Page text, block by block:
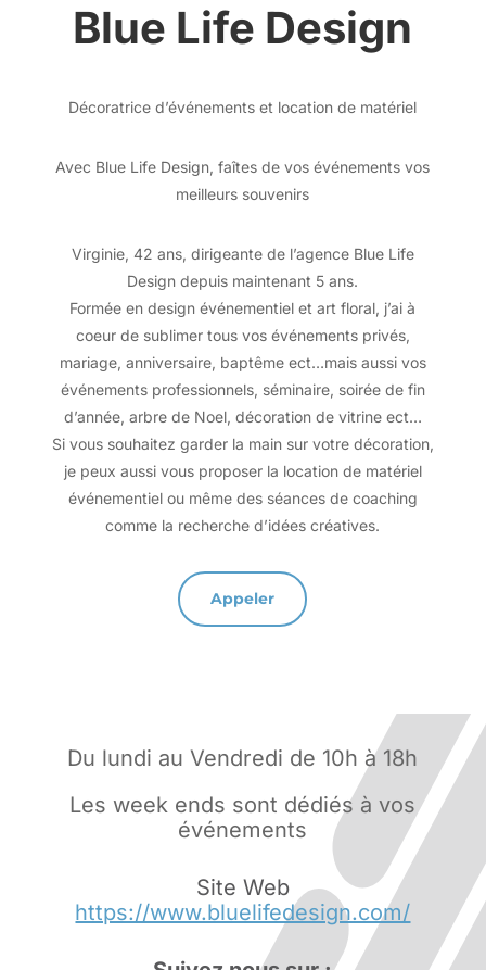
Blue Life Design
Décoratrice d’événements et location de matériel
Avec Blue Life Design, faîtes de vos événements vos
meilleurs souvenirs
Virginie, 42 ans, dirigeante de l’agence Blue Life
Design depuis maintenant 5 ans.
Formée en design événementiel et art floral, j’ai à
coeur de sublimer tous vos événements privés,
mariage, anniversaire, baptême ect…mais aussi vos
événements professionnels, séminaire, soirée de fin
d’année, arbre de Noel, décoration de vitrine ect…
Si vous souhaitez garder la main sur votre décoration,
je peux aussi vous proposer la location de matériel
événementiel ou même des séances de coaching
comme la recherche d’idées créatives.
Appeler
Du lundi au Vendredi de 10h à 18h
Les week ends sont dédiés à vos
événements
Site Web
https://www.bluelifedesign.com/